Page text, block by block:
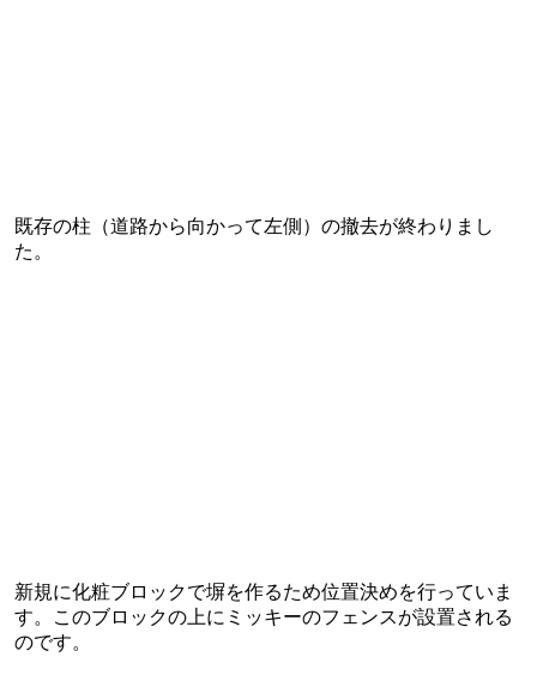
既存の柱（道路から向かって左側）の撤去が終わりまし
た。
新規に化粧ブロックで塀を作るため位置決めを行っていま
す。このブロックの上にミッキーのフェンスが設置される
のです。